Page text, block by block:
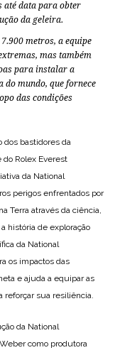
até data para obter
da geleira.
metros, a equipe
mas também
para instalar a
do mundo, que fornece
das condições
dos bastidores da
do Rolex Everest
da National
perigos enfrentados por
Terra através da ciência,
história de exploração
da National
os impactos das
e ajuda a equipar as
reforçar sua resiliência.
da National
como produtora